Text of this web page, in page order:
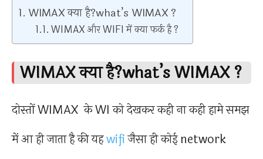
WIMAX क्या है?what’s WIMAX ?
WIMAX और WIFI में क्या फर्क है ?
WIMAX क्या है?what’s WIMAX ?
दोस्तों WIMAX के WI को देखकर कही ना कही हामे समझ
में आ ही जाता है की यहwifiजैसा ही कोई network